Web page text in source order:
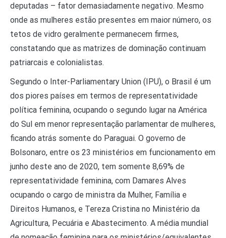
deputadas – fator demasiadamente negativo. Mesmo
onde as mulheres estão presentes em maior número, os
tetos de vidro geralmente permanecem firmes,
constatando que as matrizes de dominação continuam
patriarcais e colonialistas.
Segundo o Inter-Parliamentary Union (IPU), o Brasil é um
dos piores países em termos de representatividade
política feminina, ocupando o segundo lugar na América
do Sul em menor representação parlamentar de mulheres,
ficando atrás somente do Paraguai. O governo de
Bolsonaro, entre os 23 ministérios em funcionamento em
junho deste ano de 2020, tem somente 8,69% de
representatividade feminina, com Damares Alves
ocupando o cargo de ministra da Mulher, Família e
Direitos Humanos, e Tereza Cristina no Ministério da
Agricultura, Pecuária e Abastecimento. A média mundial